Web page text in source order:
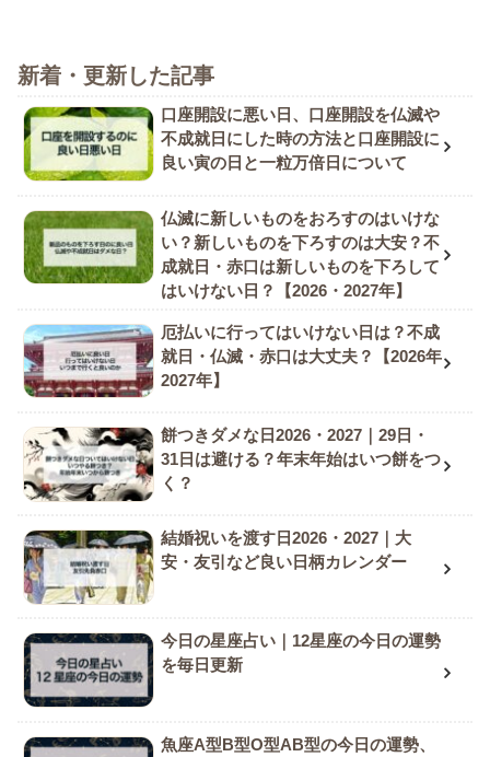
新着・更新した記事
口座開設に悪い日、口座開設を仏滅や
不成就日にした時の方法と口座開設に
良い寅の日と一粒万倍日について
仏滅に新しいものをおろすのはいけな
い？新しいものを下ろすのは大安？不
成就日・赤口は新しいものを下ろして
はいけない日？【2026・2027年】
厄払いに行ってはいけない日は？不成
就日・仏滅・赤口は大丈夫？【2026年
2027年】
餅つきダメな日2026・2027｜29日・
31日は避ける？年末年始はいつ餅をつ
く？
結婚祝いを渡す日2026・2027｜大
安・友引など良い日柄カレンダー
今日の星座占い｜12星座の今日の運勢
を毎日更新
魚座A型B型O型AB型の今日の運勢、